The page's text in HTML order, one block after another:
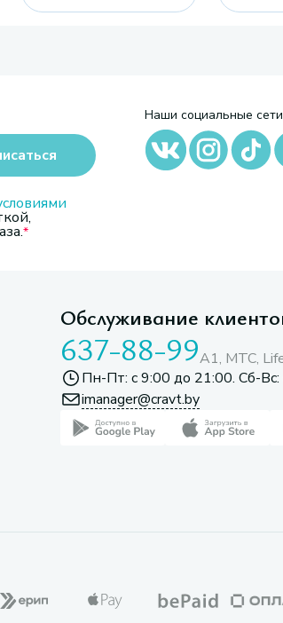
Наши социальные сети
Обслуживание
637-88-99A1, МТС,
Пн-Пт: с 9:00 до 21:00. Сб-
imanager@cravt.by